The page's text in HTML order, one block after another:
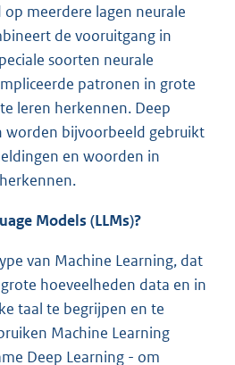
op meerdere lagen neurale
de vooruitgang in
soorten neurale
patronen in grote
leren herkennen. Deep
worden bijvoorbeeld gebruikt
en woorden in
Models (LLMs)?
van Machine Learning, dat
hoeveelheden data en in
taal te begrijpen en te
Machine Learning
Deep Learning - om